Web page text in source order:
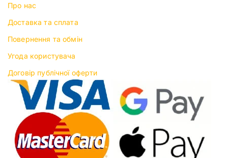
Про нас
Доставка та сплата
Повернення та обмін
Угода користувача
Договір публічної оферти